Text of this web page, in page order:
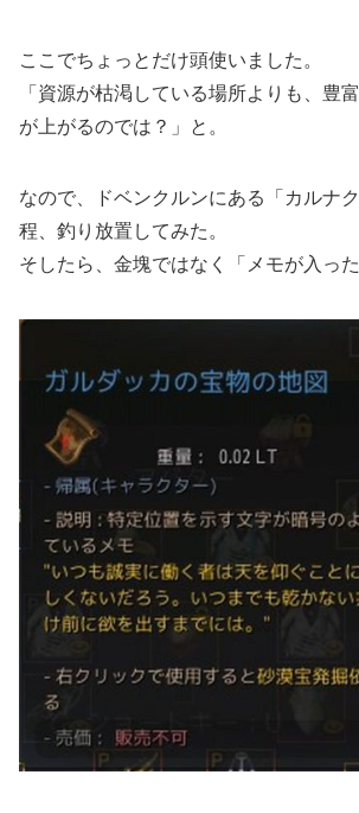
ここでちょっとだけ頭使いました。
「資源が枯渇している場所よりも、豊
が上がるのでは？」と。
なので、ドベンクルンにある「カルナ
程、釣り放置してみた。
そしたら、金塊ではなく「メモが入っ